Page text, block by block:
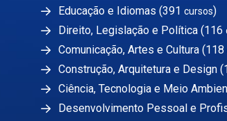
Educação e Idiomas (391 cursos)
Direito, Legislação e Política (116
Comunicação, Artes e Cultura (118
Construção, Arquitetura e Design
Ciência, Tecnologia e Meio
Desenvolvimento Pessoal e